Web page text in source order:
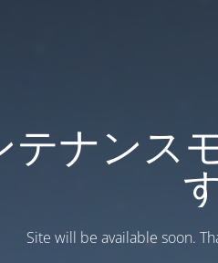
テナンス
Site will be available soon.